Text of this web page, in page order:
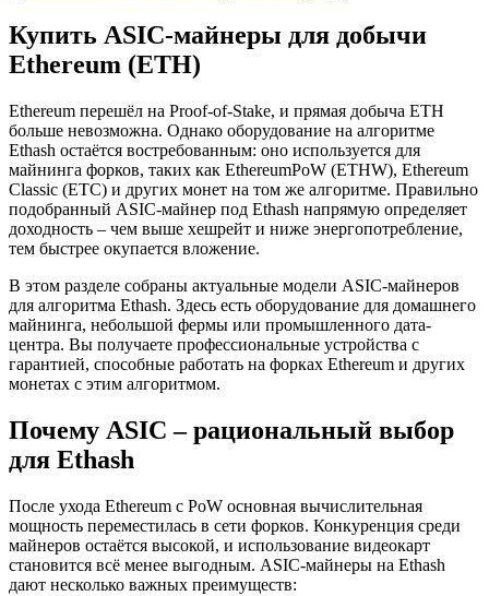
Купить ASIC-майнеры для добычи
Ethereum (ETH)
Ethereum перешёл на Proof-of-Stake, и прямая добыча ETH
больше невозможна. Однако оборудование на алгоритме
Ethash остаётся востребованным: оно используется для
майнинга форков, таких как EthereumPoW (ETHW), Ethereum
Classic (ETC) и других монет на том же алгоритме. Правильно
подобранный ASIC-майнер под Ethash напрямую определяет
доходность – чем выше хешрейт и ниже энергопотребление,
тем быстрее окупается вложение.
В этом разделе собраны актуальные модели ASIC-майнеров
для алгоритма Ethash. Здесь есть оборудование для домашнего
майнинга, небольшой фермы или промышленного дата-
центра. Вы получаете профессиональные устройства с
гарантией, способные работать на форках Ethereum и других
монетах с этим алгоритмом.
Почему ASIC – рациональный выбор
для Ethash
После ухода Ethereum с PoW основная вычислительная
мощность переместилась в сети форков. Конкуренция среди
майнеров остаётся высокой, и использование видеокарт
становится всё менее выгодным. ASIC-майнеры на Ethash
дают несколько важных преимуществ: